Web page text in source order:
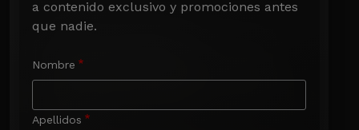
a contenido exclusivo y promociones antes
que nadie.
Nombre
Apellidos